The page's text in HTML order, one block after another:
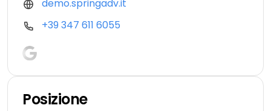
demo.springadv.it
+39 347 611 6055
Posizione